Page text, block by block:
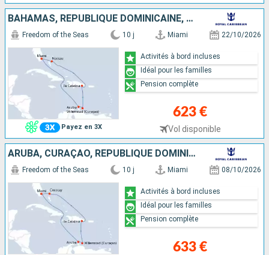
BAHAMAS, RÉPUBLIQUE DOMINICAINE, CURAÇAO, ARUBA, ÉTATS-UNIS
Payez en 3X
Freedom of the Seas 10 j Miami 22/10/2026
623 €
Vol disponible
Activités à bord incluses
Idéal pour les familles
Pension complète
ARUBA, CURAÇAO, RÉPUBLIQUE DOMINICAINE, BAHAMAS, ÉTATS-UNIS
Freedom of the Seas 10 j Miami 08/10/2026
633 €
Activités à bord incluses
Idéal pour les familles
Pension complète